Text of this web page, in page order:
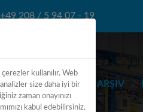
+49 208 / 5 94 07 - 19
AKSESUAR ARŞIV
kullanılır. Web
size daha iyi bir
zaman onayınızı
kabul edebilirsiniz.